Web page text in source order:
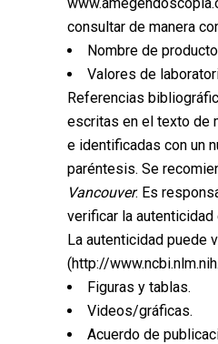
consultar de manera
Nombre de
Valores de
Referencias
escritas en el texto de
e identificadas con un
paréntesis. Se
Vancouver. Es
verificar la
La autenticidad puede
(http://
Figuras y tablas.
Videos/gráficas.
Acuerdo de